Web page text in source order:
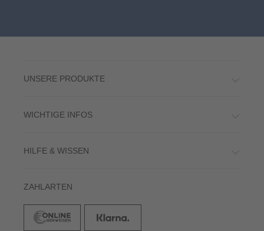
UNSERE PRODUKTE
WICHTIGE INFOS
HILFE & WISSEN
ZAHLARTEN